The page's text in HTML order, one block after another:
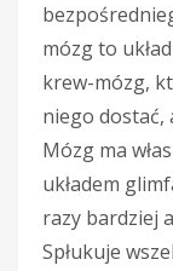
mózg to
krew-mózg,
niego dostać,
Mózg ma
układem
razy bardziej
Spłukuje